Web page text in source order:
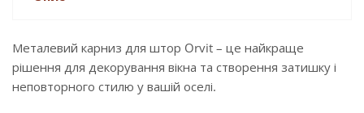
Металевий карниз для штор Orvit – це найкраще
рішення для декорування вікна та створення затишку і
неповторного стилю у вашій оселі.